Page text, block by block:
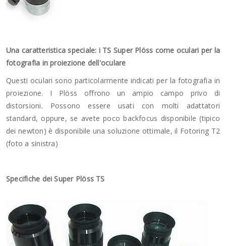
Una caratteristica speciale: i TS Super Plöss come oculari per la
fotografia in proiezione dell'oculare
Questi oculari sono particolarmente indicati per la fotografia in
proiezione. I Plöss offrono un ampio campo privo di
distorsioni. Possono essere usati con molti adattatori
standard, oppure, se avete poco backfocus disponibile (tipico
dei newton) è disponibile una soluzione ottimale, il Fotoring T2
(foto a sinistra)
Specifiche dei Super Plöss TS